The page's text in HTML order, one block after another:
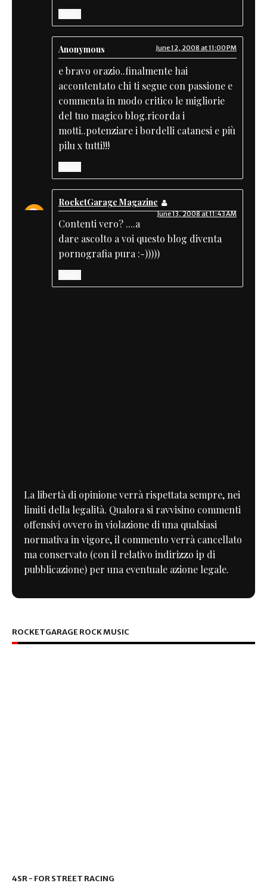
Anonymous June 12, 2008 at 11:00 PM
e bravo orazio..finalmente hai
accontentato chi ti segue con passione e
commenta in modo critico le migliorie
del tuo magico blog.ricorda i
motti..potenziare i bordelli catanesi e più
pilu x tutti!!!
RocketGarage Magazine
June 13, 2008 at 11:43 AM
Contenti vero? ....a
dare ascolto a voi questo blog diventa
pornografia pura :-)))))
La libertà di opinione verrà rispettata sempre, nei
limiti della legalità. Qualora si ravvisino commenti
offensivi ovvero in violazione di una qualsiasi
normativa in vigore, il commento verrà cancellato
ma conservato (con il relativo indirizzo ip di
pubblicazione) per una eventuale azione legale.
ROCKETGARAGE ROCK MUSIC
4SR - FOR STREET RACING